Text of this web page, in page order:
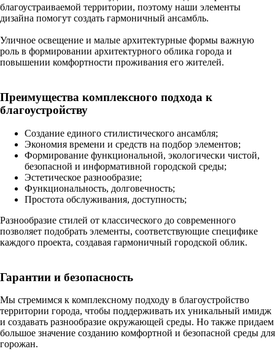
благоустраиваемой территории, поэтому наши элементы
дизайна помогут создать гармоничный ансамбль.
Уличное освещение и малые архитектурные формы важную
роль в формировании архитектурного облика города и
повышении комфортности проживания его жителей.
Преимущества комплексного подхода к
благоустройству
Создание единого стилистического ансамбля;
Экономия времени и средств на подбор элементов;
Формирование функциональной, экологически чистой,
безопасной и информативной городской среды;
Эстетическое разнообразие;
Функциональность, долговечность;
Простота обслуживания, доступность;
Разнообразие стилей от классического до современного
позволяет подобрать элементы, соответствующие специфике
каждого проекта, создавая гармоничный городской облик.
Гарантии и безопасность
Мы стремимся к комплексному подходу в благоустройство
территории города, чтобы поддерживать их уникальный имидж
и создавать разнообразие окружающей среды. Но также придаем
большое значение созданию комфортной и безопасной среды для
горожан.